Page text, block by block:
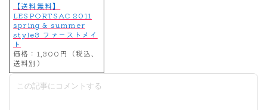
【送料無料】
LESPORTSAC 2011
spring & summer
style3 ファーストメイ
ト
価格：1,300円（税込、
送料別）